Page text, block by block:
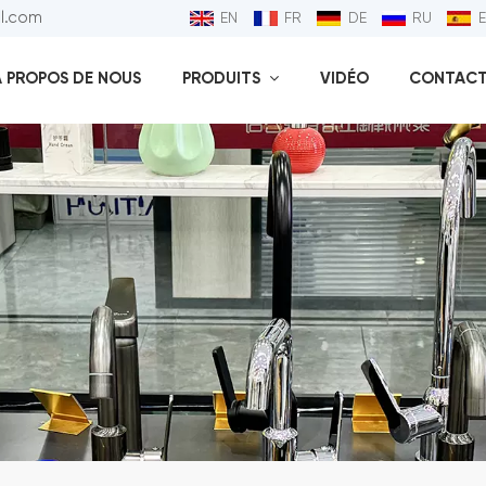
EN FR DE RU
PROPOS DE NOUS PRODUITS VIDÉO